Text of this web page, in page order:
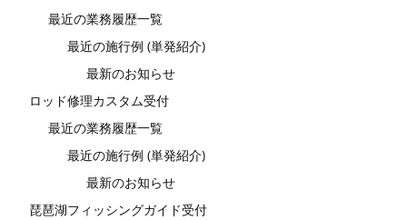
最近の業務履歴一覧
最近の施行例 (単発紹介)
最新のお知らせ
ロッド修理カスタム受付
最近の業務履歴一覧
最近の施行例 (単発紹介)
最新のお知らせ
琵琶湖フィッシングガイド受付